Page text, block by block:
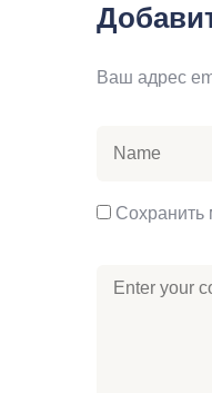
Ваш адрес
Сохранить